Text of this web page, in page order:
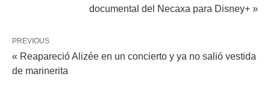
documental del Necaxa para Disney+ »
PREVIOUS
« Reapareció Alizée en un concierto y ya no salió vestida
de marinerita